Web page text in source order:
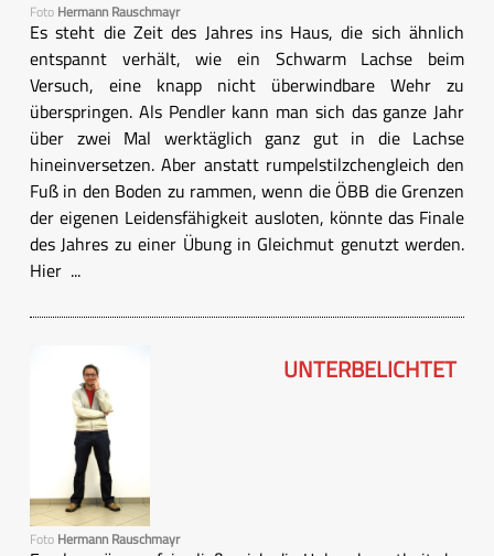
Foto Hermann Rauschmayr
Es steht die Zeit des Jahres ins Haus, die sich ähnlich
entspannt verhält, wie ein Schwarm Lachse beim
Versuch, eine knapp nicht überwindbare Wehr zu
überspringen. Als Pendler kann man sich das ganze Jahr
über zwei Mal werktäglich ganz gut in die Lachse
hineinversetzen. Aber anstatt rumpelstilzchengleich den
Fuß in den Boden zu rammen, wenn die ÖBB die Grenzen
der eigenen Leidensfähigkeit ausloten, könnte das Finale
des Jahres zu einer Übung in Gleichmut genutzt werden.
Hier ...
Foto Hermann Rauschmayr
UNTERBELICHTET